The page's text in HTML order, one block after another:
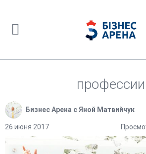
профессии
Бизнес Арена с Яной Матвийчук
26 июня 2017